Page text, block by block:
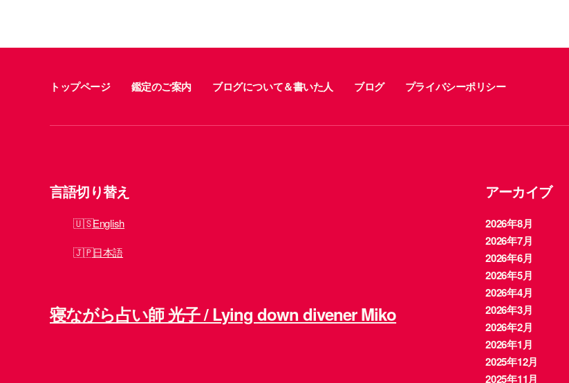
トップページ 鑑定のご案内 ブログについて＆書いた人 ブログ プライバシーポリシー
言語切り替え
English
日本語
寝ながら占い師 光子 / Lying down divener Miko
アーカイブ
2026年8月
2026年7月
2026年6月
2026年5月
2026年4月
2026年3月
2026年2月
2026年1月
2025年12月
2025年11月